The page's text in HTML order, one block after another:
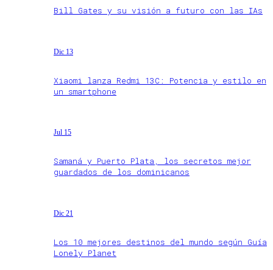
Bill Gates y su visión a futuro con las IAs
Dic 13
Xiaomi lanza Redmi 13C: Potencia y estilo en
un smartphone
Jul 15
Samaná y Puerto Plata, los secretos mejor
guardados de los dominicanos
Dic 21
Los 10 mejores destinos del mundo según Guía
Lonely Planet